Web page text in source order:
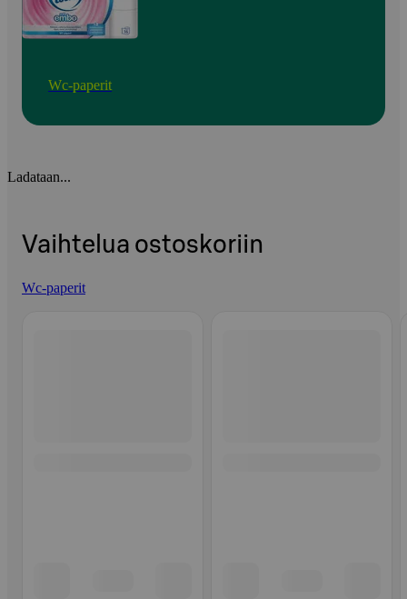
Wc-paperit
Ladataan...
Vaihtelua ostoskoriin
Wc-paperit